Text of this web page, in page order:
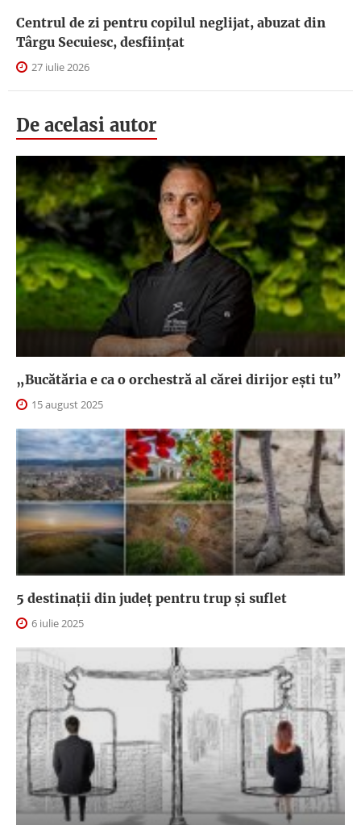
Centrul de zi pentru copilul neglijat, abuzat din
Târgu Secuiesc, desfiinţat
27 iulie 2026
De acelasi autor
„Bucătăria e ca o orchestră al cărei dirijor ești tu”
15 august 2025
5 destinații din județ pentru trup și suflet
6 iulie 2025